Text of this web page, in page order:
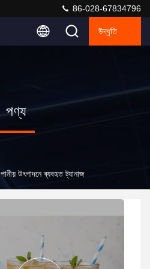
86-028-67834796
উদ্ধৃতি
পণ্য
পানীয় উৎপাদনে ব্যবহৃত ট্যানাজ